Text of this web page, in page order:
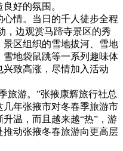
好的氛围。
情。当日的千人徒步全程
，边观赏马蹄寺景区的秀
区组织的雪地拔河、雪地
地袋鼠跳等一系列趣味体
致高涨，尽情加入活动
旅游。”张掖康辉旅行社总
年张掖市对冬春季旅游市
温，而且越来越“热”，游
动张掖冬春旅游向更高层